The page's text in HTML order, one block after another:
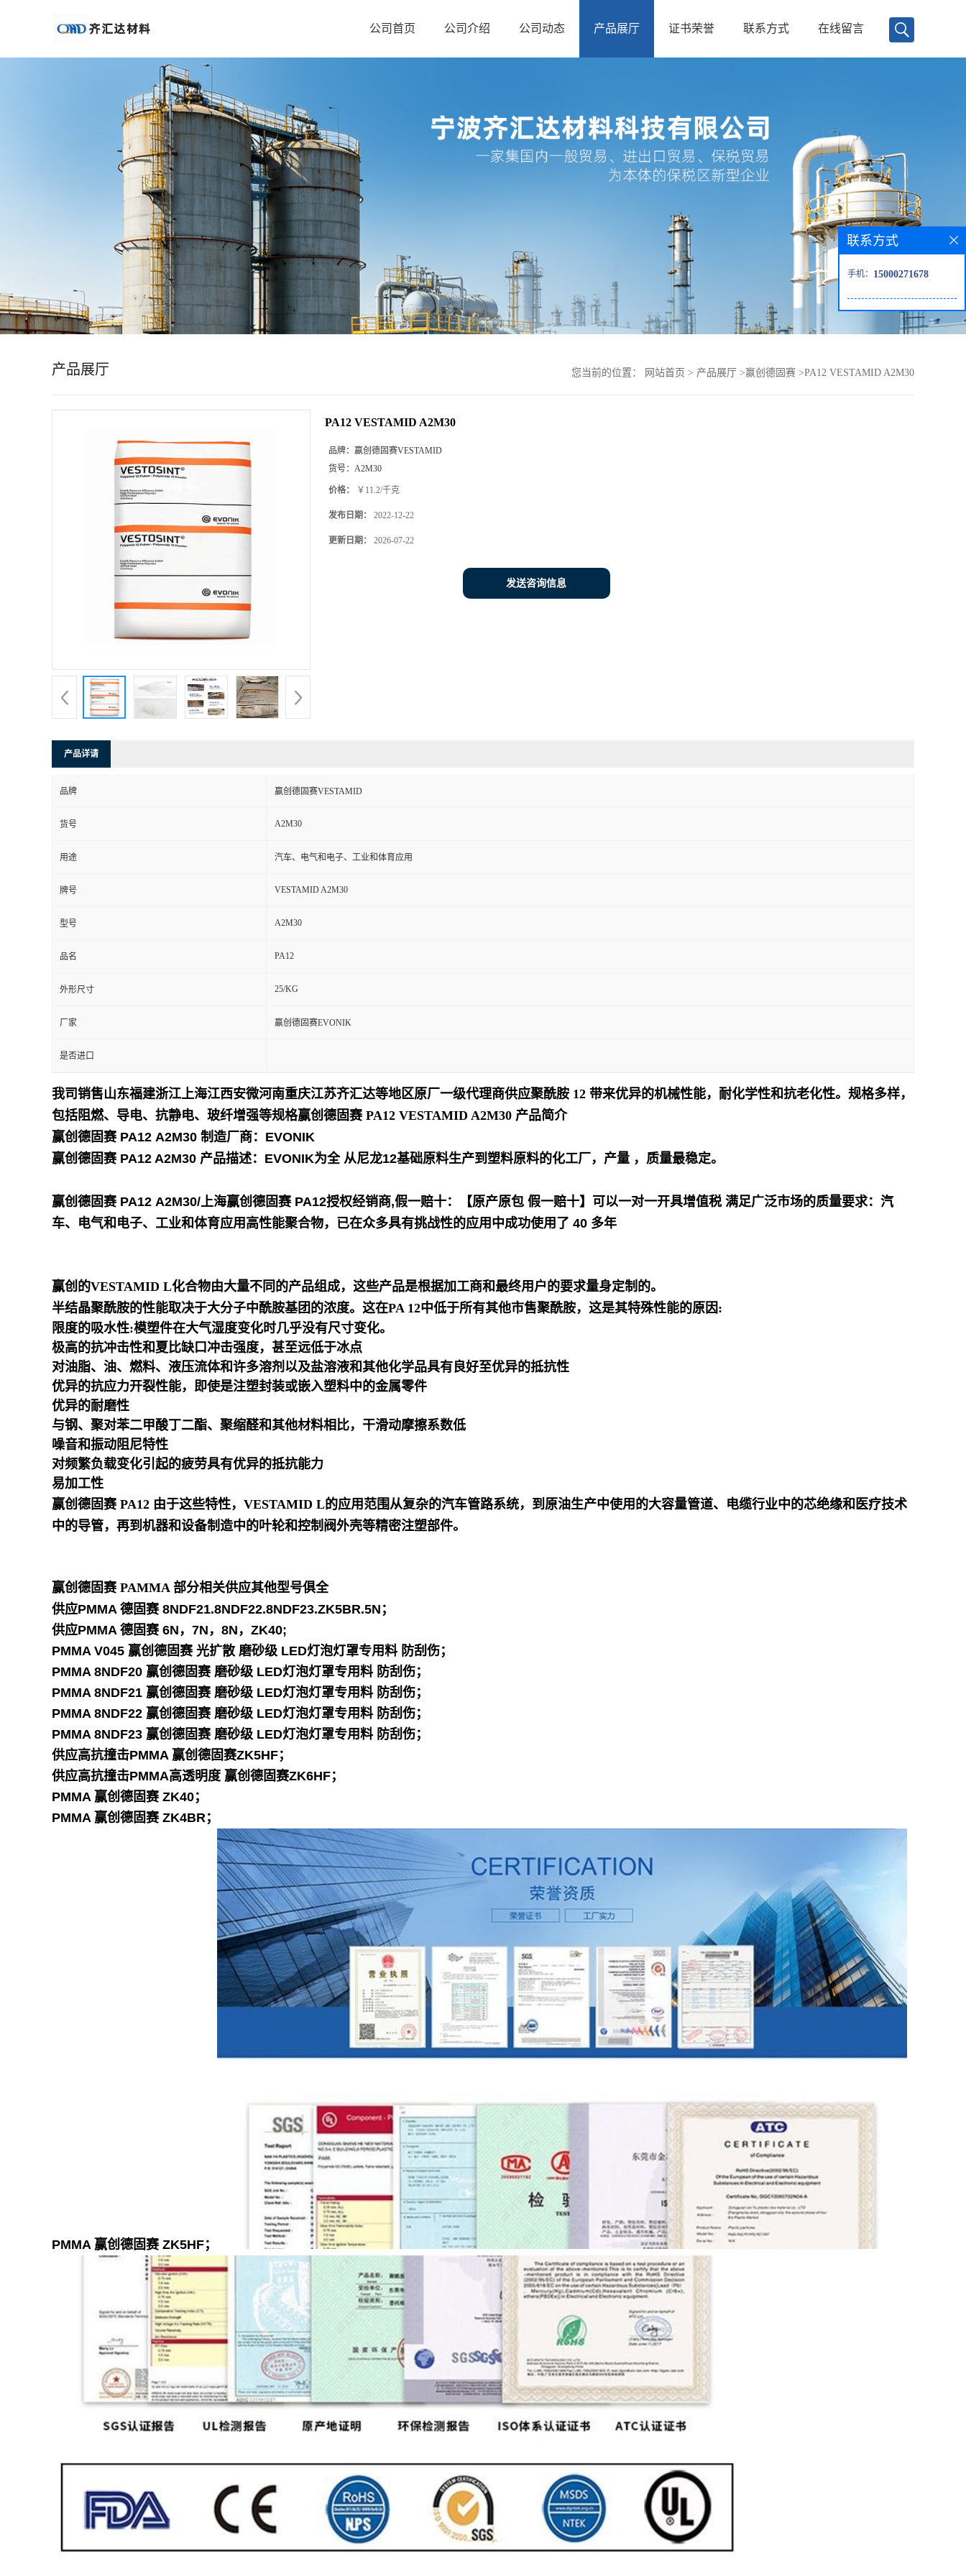
绍
公司首页 公司介绍 公司动态 产品展厅 证书荣誉 联系方式 在线留言
产品展厅 您当前的位置： 网站首页 > 产品展厅 >赢创德固赛 >PA12 VESTAMID A2M30
PA12 VESTAMID A2M30
品牌： 赢创德固赛VESTAMID
货号： A2M30
价格： ￥11.2/千克
发布日期： 2022-12-22
更新日期： 2026-07-22
发送咨询信息
产品详请
品牌 赢创德固赛VESTAMID
货号 A2M30
用途 汽车、电气和电子、工业和体育应用
牌号 VESTAMID A2M30
型号 A2M30
品名 PA12
外形尺寸 25/KG
厂家 赢创德固赛EVONIK
是否进口
我司销售山东福建浙江上海江西安微河南重庆江苏齐汇达等地区原厂一级代理商供应聚酰胺 12 带来优异的机械性能，耐化学性和抗老化性。规格多样，
包括阻燃、导电、抗静电、玻纤增强等规格赢创德固赛 PA12 VESTAMID A2M30 产品简介
赢创德固赛 PA12 A2M30 制造厂商：EVONIK
赢创德固赛 PA12 A2M30 产品描述：EVONIK为全 从尼龙12基础原料生产到塑料原料的化工厂，产量 ，质量最稳定。
赢创德固赛 PA12 A2M30/上海赢创德固赛 PA12授权经销商,假一赔十：【原产原包 假一赔十】可以一对一开具增值税 满足广泛市场的质量要求：汽
车、电气和电子、工业和体育应用高性能聚合物，已在众多具有挑战性的应用中成功使用了 40 多年
赢创的VESTAMID L化合物由大量不同的产品组成，这些产品是根据加工商和最终用户的要求量身定制的。
半结晶聚酰胺的性能取决于大分子中酰胺基团的浓度。这在PA 12中低于所有其他市售聚酰胺，这是其特殊性能的原因:
限度的吸水性:模塑件在大气湿度变化时几乎没有尺寸变化。
极高的抗冲击性和夏比缺口冲击强度，甚至远低于冰点
对油脂、油、燃料、液压流体和许多溶剂以及盐溶液和其他化学品具有良好至优异的抵抗性
优异的抗应力开裂性能，即使是注塑封装或嵌入塑料中的金属零件
优异的耐磨性
与钢、聚对苯二甲酸丁二酯、聚缩醛和其他材料相比，干滑动摩擦系数低
噪音和振动阻尼特性
对频繁负载变化引起的疲劳具有优异的抵抗能力
易加工性
赢创德固赛 PA12 由于这些特性，VESTAMID L的应用范围从复杂的汽车管路系统，到原油生产中使用的大容量管道、电缆行业中的芯绝缘和医疗技术
中的导管，再到机器和设备制造中的叶轮和控制阀外壳等精密注塑部件。
赢创德固赛 PAMMA 部分相关供应其他型号俱全
供应PMMA 德固赛 8NDF21.8NDF22.8NDF23.ZK5BR.5N；
供应PMMA 德固赛 6N，7N，8N，ZK40;
PMMA V045 赢创德固赛 光扩散 磨砂级 LED灯泡灯罩专用料 防刮伤；
PMMA 8NDF20 赢创德固赛 磨砂级 LED灯泡灯罩专用料 防刮伤；
PMMA 8NDF21 赢创德固赛 磨砂级 LED灯泡灯罩专用料 防刮伤；
PMMA 8NDF22 赢创德固赛 磨砂级 LED灯泡灯罩专用料 防刮伤；
PMMA 8NDF23 赢创德固赛 磨砂级 LED灯泡灯罩专用料 防刮伤；
供应高抗撞击PMMA 赢创德固赛ZK5HF；
供应高抗撞击PMMA高透明度 赢创德固赛ZK6HF；
PMMA 赢创德固赛 ZK40；
PMMA 赢创德固赛 ZK4BR；
PMMA 赢创德固赛 ZK5HF；
联系方式
手机： 15000271678